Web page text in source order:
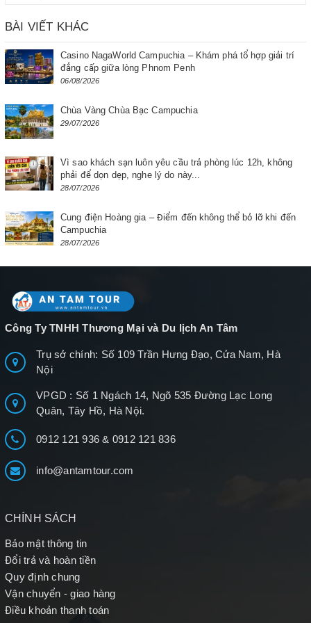
BÀI VIẾT KHÁC
Casino NagaWorld Campuchia – Khám phá tổ hợp giải trí
đẳng cấp giữa lòng Phnom Penh
06/08/2026
Chùa Vàng Chùa Bạc Campuchia
29/07/2026
Vì sao khách sạn luôn yêu cầu trả phòng lúc 12h, không
phải để dọn dẹp, nghe lý do này...
28/07/2026
Cung điện Hoàng gia – Điểm đến không thể bỏ lỡ khi đến
Campuchia
28/07/2026
Công Ty TNHH Thương Mại và Du lịch An Tâm
Trụ sở chính: Số 109 Trần Hưng Đạo, Cửa Nam, Hà
Nội
VPGD : Số 1 Ngách 14, Ngõ 535 Đường Lạc Long
Quân, Tây Hồ, Hà Nội.
0912 121 936& 0912 121 836
info@antamtour.com
CHÍNH SÁCH
Bảo mật thông tin
Đổi trả và hoàn tiền
Quy định chung
Vận chuyển - giao hàng
Điều khoản thanh toán